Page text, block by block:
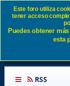
Sevilla
RSS
Este foro utiliza
tener acceso
Puedes obtener
esta